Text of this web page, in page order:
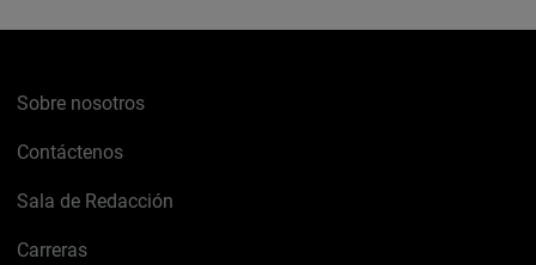
Sobre nosotros
Contáctenos
Sala de Redacción
Carreras